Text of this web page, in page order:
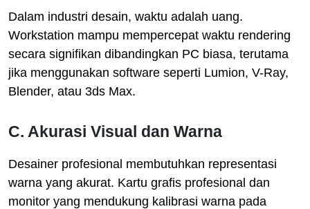
Dalam industri desain, waktu adalah uang.
Workstation mampu mempercepat waktu rendering
secara signifikan dibandingkan PC biasa, terutama
jika menggunakan software seperti Lumion, V-Ray,
Blender, atau 3ds Max.
C. Akurasi Visual dan Warna
Desainer profesional membutuhkan representasi
warna yang akurat. Kartu grafis profesional dan
monitor yang mendukung kalibrasi warna pada